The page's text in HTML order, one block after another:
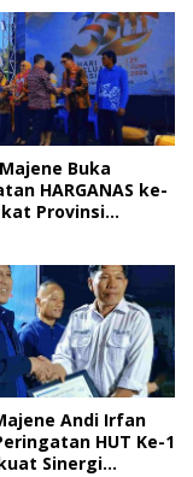
Buka
HARGANAS ke-
Provinsi
Andi Irfan
HUT Ke-1
Sinergi